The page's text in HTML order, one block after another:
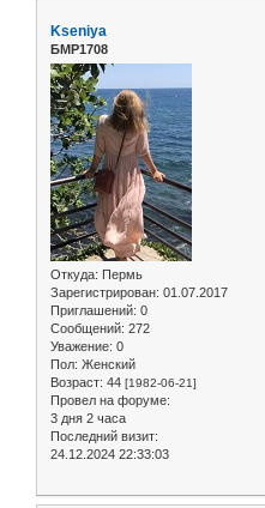
Kseniya
БМР1708
Откуда: Пермь
Зарегистрирован: 01.07.2017
Приглашений: 0
Сообщений: 272
Уважение: 0
Пол: Женский
Возраст: 44 [1982-06-21]
Провел на форуме:
3 дня 2 часа
Последний визит:
24.12.2024 22:33:03